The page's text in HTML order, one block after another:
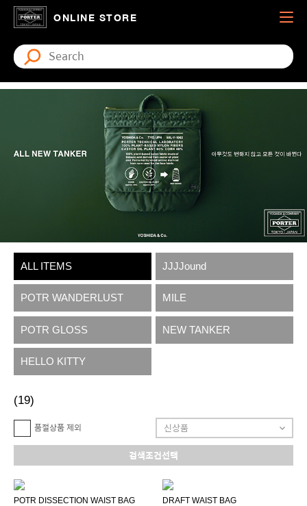
ONLINE STORE
ALL ITEMS JJJJound
POTR WANDERLUST MILE
POTR GLOSS NEW TANKER
HELLO KITTY
(19)
품절상품 제외
검색조건선택
POTR DISSECTION WAIST BAG DRAFT WAIST BAG